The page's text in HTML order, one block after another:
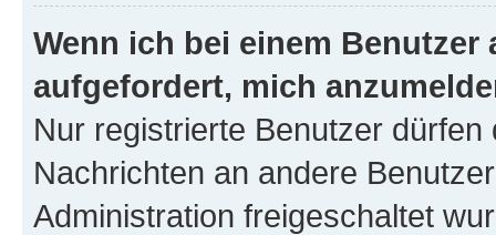
Wenn ich bei einem
aufgefordert, mich
Nur registrierte Benutzer
Nachrichten an andere
Administration freigeschaltet